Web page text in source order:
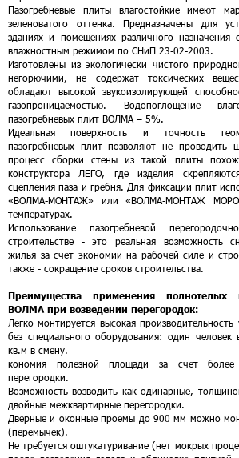
Пазогребневые плиты влагостойкие имеют
зеленоватого оттенка. Предназначены для
зданиях и помещениях различного
влажностным режимом по СНиП 23-02-2003.
Изготовлены из экологически чистого
негорючими, не содержат токсических
обладают высокой звукоизолирующей
газопроницаемостью. Водопоглощение
пазогребневых плит ВОЛМА – 5%.
Идеальная поверхность и точность
пазогребневых плит позволяют не проводить
процесс сборки стены из такой плиты
конструктора ЛЕГО, где изделия
сцепления паза и гребня. Для фиксации плит
«ВОЛМА-МОНТАЖ» или «ВОЛМА-МОНТАЖ
температурах.
Использование пазогребневой
строительстве - это реальная возможность
жилья за счет экономии на рабочей силе и
также - сокращение сроков строительства.
Преимущества применения полнотелых
ВОЛМА при возведении перегородок:
Легко монтируется высокая производительность
без специального оборудования: один
кв.м в смену.
кономия полезной площади за счет
перегородки.
Возможность возводить как одинарные,
двойные межквартирные перегородки.
Дверные и оконные проемы до 900 мм можно
(перемычек).
Не требуется оштукатуривание (нет мокрых